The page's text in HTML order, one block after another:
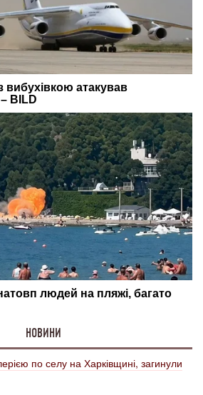
НОВИНИ
по селу на Харківщині, загинули